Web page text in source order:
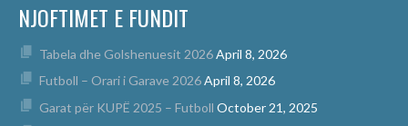
NJOFTIMET E FUNDIT
Tabela dhe Golshenuesit 2026April 8, 2026
Futboll – Orari i Garave 2026April 8, 2026
Garat për KUPË 2025 – Futboll October 21, 2025